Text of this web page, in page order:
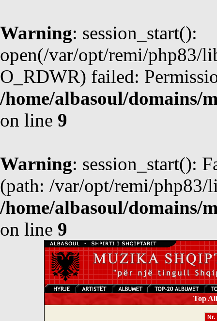
Warning: session_start():
open(/var/opt/remi/php83/
O_RDWR) failed:
/home/albasoul/domains/
on line 9
Warning: session_start():
(path: /var/opt/remi/php83/
/home/albasoul/domains/
on line 9
Top
Nr.